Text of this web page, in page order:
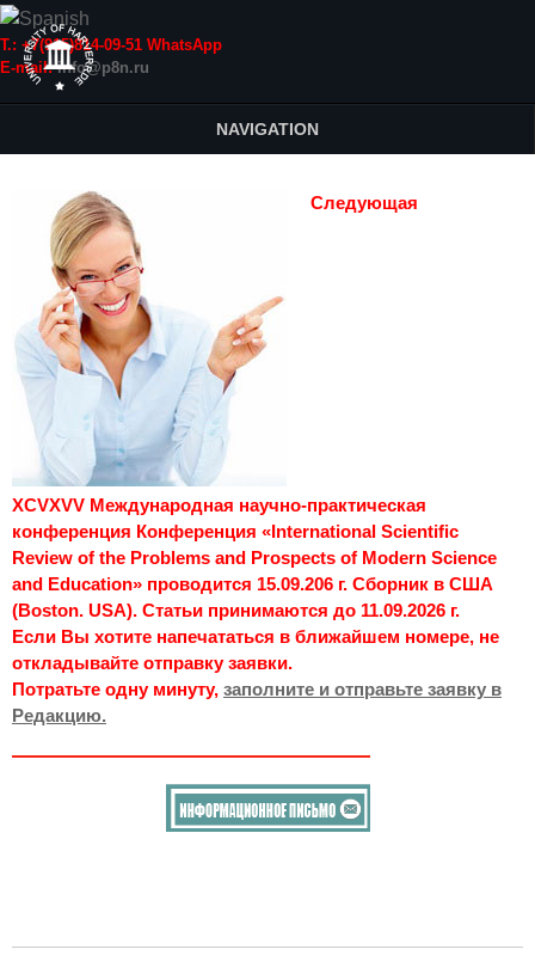
Т.: +7(915)814-09-51 WhatsApp
E-mail:info@p8n.ru
NAVIGATION
Следующая
XCVXVV Международная научно-практическая
конференция Конференция «International Scientific
Review of the Problems and Prospects of Modern Science
and Education» проводится 15.09.206 г. Сборник в США
(Boston. USA). Статьи принимаются до 11.09.2026 г.
Если Вы хотите напечататься в ближайшем номере, не
откладывайте отправку заявки.
Потратьте одну минуту, заполните и отправьте заявку в
Редакцию.